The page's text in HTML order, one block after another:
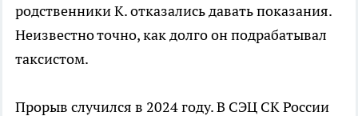
родственники К. отказались давать показания.
Неизвестно точно, как долго он подрабатывал
таксистом.
Прорыв случился в 2024 году. В СЭЦ СК России